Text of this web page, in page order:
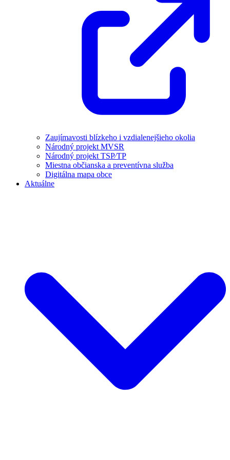
Zaujímavosti blízkeho i vzdialenejšieho okolia
Národný projekt MVSR
Národný projekt TSP⁄TP
Miestna občianska a preventívna služba
Digitálna mapa obce
Aktuálne